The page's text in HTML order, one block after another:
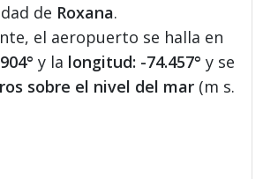
de Roxana.
el aeropuerto se halla en
y la longitud: -74.457° y se
sobre el nivel del mar (m s.